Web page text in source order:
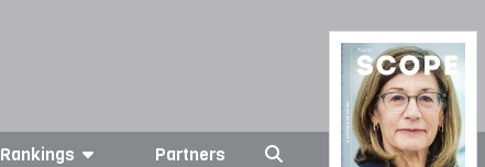
Rankings Partners